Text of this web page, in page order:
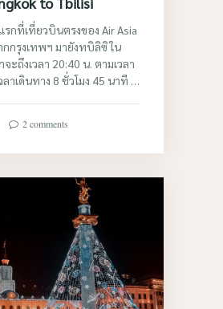
กที่เที่ยวบินตรงของ Air Asia
กกรุงเทพฯ มายังทบิลิซิ ใน
จะถึงเวลา 20:40 น. ตามเวลา
ลาเดินทาง 8 ชั่วโมง 45 นาที …
2 comments